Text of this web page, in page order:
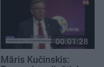
00:01:28
Māris Kučinskis: